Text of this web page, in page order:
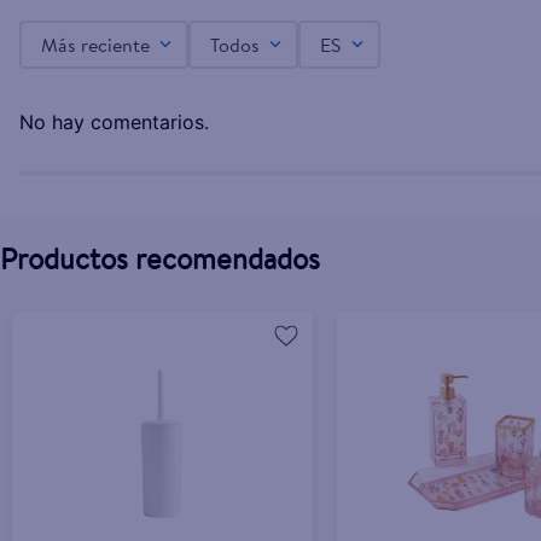
L.125.00
Más reciente Todos ES
No hay comentarios.
Productos recomendados